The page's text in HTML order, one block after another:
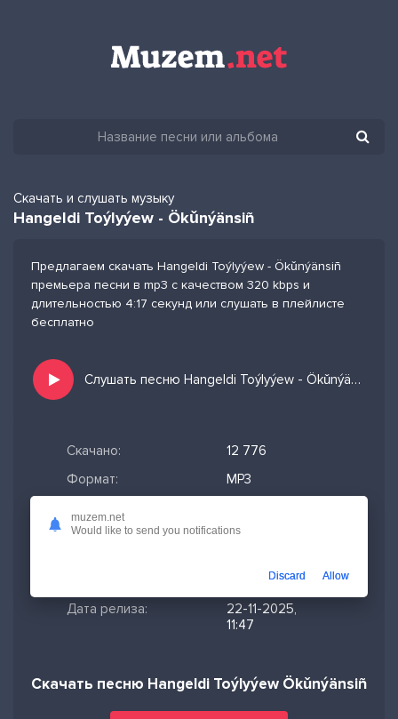
Скачать и слушать музыку
Hangeldi Toýlyýew - Ökǔnýänsiñ
Предлагаем скачать Hangeldi Toýlyýew - Ökǔnýänsiñ
премьера песни в mp3 с качеством 320 kbps и
длительностью 4:17 секунд или слушать в плейлисте
бесплатно
Слушать песню Hangeldi Toýlyýew - Ökǔnýänsiñ и добавить в избранных
Скачано:
12 776
Формат:
MP3
Размер файла:
9.83 МБ
Дата релиза:
22-11-2025,
11:47
Скачать песню Hangeldi Toýlyýew Ökǔnýänsiñ
muzem.net
Would like to send you notifications
Discard Allow